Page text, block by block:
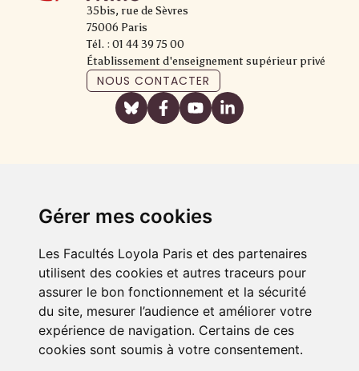
Gérer mes cookies
Les Facultés Loyola Paris et des partenaires
utilisent des cookies et autres traceurs pour
assurer le bon fonctionnement et la sécurité
du site, mesurer l’audience et améliorer votre
expérience de navigation. Certains de ces
cookies sont soumis à votre consentement.
35bis, rue de Sèvres
75006 Paris
Tél. : 01 44 39 75 00
Établissement d'enseignement supérieur privé
NOUS CONTACTER